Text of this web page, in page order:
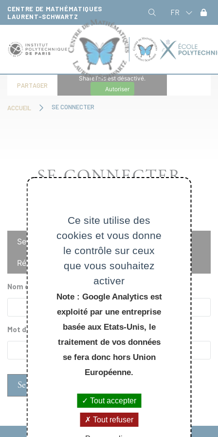
CENTRE DE MATHÉMATIQUES
LAURENT-SCHWARTZ
FR
ACCUEIL SE CONNECTER
PARTAGER
ShareThis est désactivé.
Autoriser
SE CONNECTER
Onglets
principaux
Se connecter
Réinitialiser votre mot de passe
Nom d'utilisateur
Mot de passe
Panneau de gestion des cookies
Ce site utilise des
cookies et vous donne
le contrôle sur ceux
que vous souhaitez
activer
Note : Google Analytics est
exploité par une entreprise
basée aux Etats-Unis, le
traitement de vos données
se fera donc hors Union
Européenne.
Tout accepter
Tout refuser